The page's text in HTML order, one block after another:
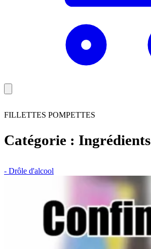
FILLETTES POMPETTES
Catégorie : Ingrédients
- Drôle d'alcool